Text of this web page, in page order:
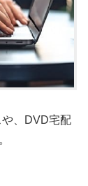
や、DVD宅配